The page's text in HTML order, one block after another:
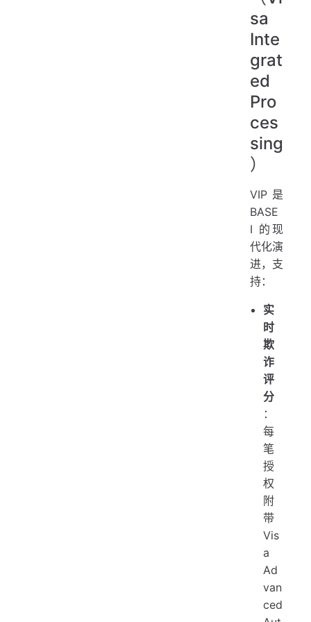
sa
Inte
grat
ed
Pro
ces
sing
）
VIP 是
BASE
I 的现
代化演
进，支
持：
实
时
欺
诈
评
分
：
每
笔
授
权
附
带
Vis
a
Ad
van
ced